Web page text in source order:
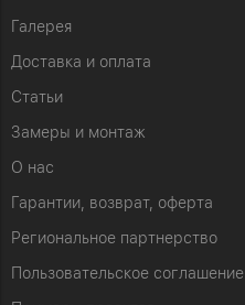
Галерея
Доставка и оплата
Статьи
Замеры и монтаж
О нас
Гарантии, возврат, оферта
Региональное партнерство
Пользовательское соглашение